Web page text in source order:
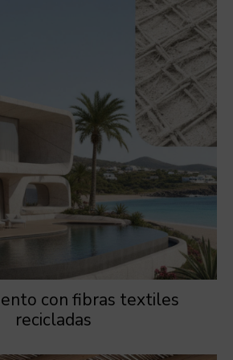
con fibras textiles
recicladas